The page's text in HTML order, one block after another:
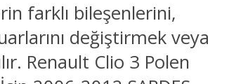
farklı bileşenlerini,
değiştirmek veya
Renault Clio 3 Polen